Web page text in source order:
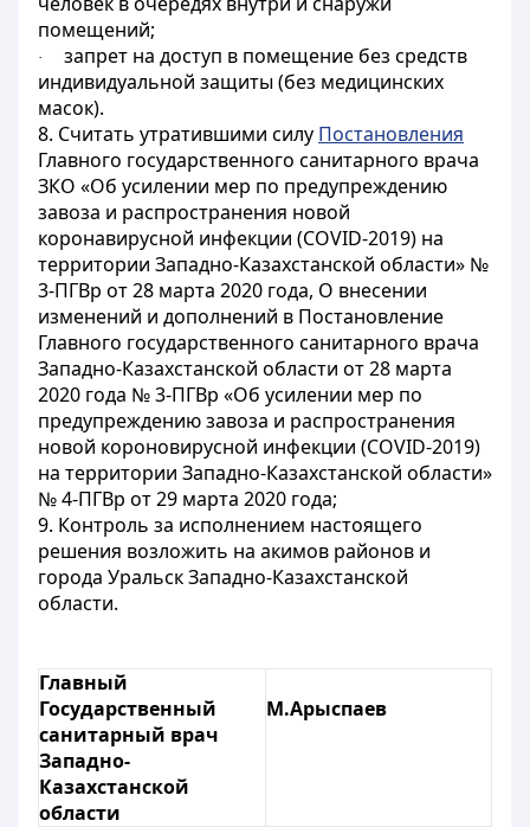
помещений;
·
запрет на доступ в помещение без средств
индивидуальной защиты (без медицинских
масок).
8. Считать утратившими силу Постановления
Главного государственного санитарного врача
ЗКО «Об усилении мер по предупреждению
завоза и распространения новой
коронавирусной инфекции (COVID-2019) на
территории Западно-Казахстанской области» №
3-ПГВр от 28 марта 2020 года, О внесении
изменений и дополнений в Постановление
Главного государственного санитарного врача
Западно-Казахстанской области от 28 марта
2020 года № 3-ПГВр «Об усилении мер по
предупреждению завоза и распространения
новой короновирусной инфекции (COVID-2019)
на территории Западно-Казахстанской области»
№ 4-ПГВр от 29 марта 2020 года;
9. Контроль за исполнением настоящего
решения возложить на акимов районов и
города Уральск Западно-Казахстанской
области.
Главный
Государственный
санитарный врач
Западно-
Казахстанской
области
М.Арыспаев